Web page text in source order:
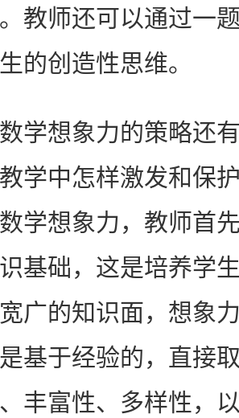
教师还可以通过一
的创造性思维。
想象力的策略还有
学中怎样激发和保
学想象力，教师首
基础，这是培养学
广的知识面，想象
基于经验的，直接
丰富性、多样性，